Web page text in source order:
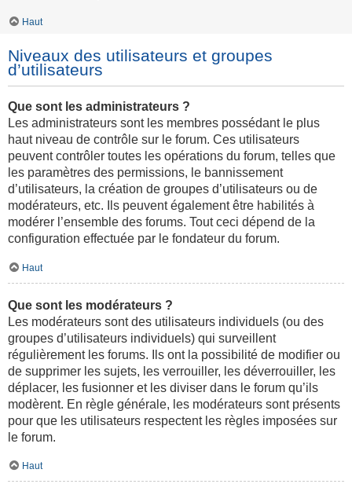
Haut
Niveaux des utilisateurs et groupes
d’utilisateurs
Que sont les administrateurs ?
Les administrateurs sont les membres possédant le plus
haut niveau de contrôle sur le forum. Ces utilisateurs
peuvent contrôler toutes les opérations du forum, telles que
les paramètres des permissions, le bannissement
d’utilisateurs, la création de groupes d’utilisateurs ou de
modérateurs, etc. Ils peuvent également être habilités à
modérer l’ensemble des forums. Tout ceci dépend de la
configuration effectuée par le fondateur du forum.
Haut
Que sont les modérateurs ?
Les modérateurs sont des utilisateurs individuels (ou des
groupes d’utilisateurs individuels) qui surveillent
régulièrement les forums. Ils ont la possibilité de modifier ou
de supprimer les sujets, les verrouiller, les déverrouiller, les
déplacer, les fusionner et les diviser dans le forum qu’ils
modèrent. En règle générale, les modérateurs sont présents
pour que les utilisateurs respectent les règles imposées sur
le forum.
Haut